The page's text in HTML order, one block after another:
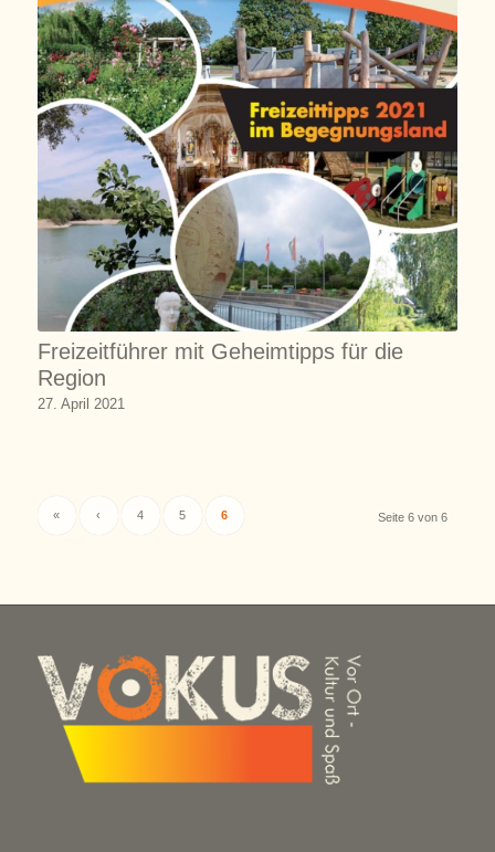
Freizeitführer mit Geheimtipps für die
Region
27. April 2021
Seite 6 von 6
« ‹ 4 5 6